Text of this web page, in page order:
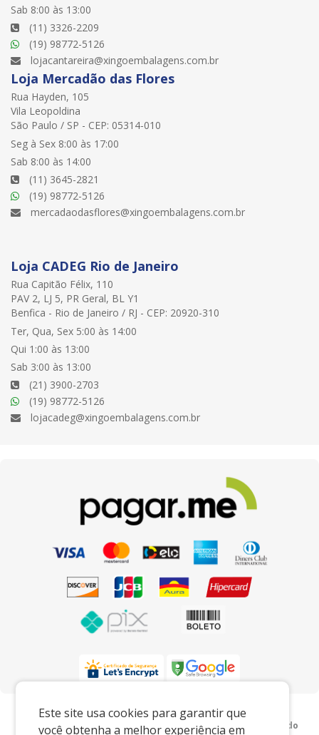
Este site usa cookies para garantir que
você obtenha a melhor experiência em
Sab 8:00 às 13:00
(11) 3326-2209
(19) 98772-5126
lojacantareira@xingoembalagens.com.br
Loja Mercadão das Flores
Rua Hayden, 105
Vila Leopoldina
São Paulo / SP - CEP: 05314-010
Seg à Sex 8:00 às 17:00
Sab 8:00 às 14:00
(11) 3645-2821
(19) 98772-5126
mercadaodasflores@xingoembalagens.com.br
Loja CADEG Rio de Janeiro
Rua Capitão Félix, 110
PAV 2, LJ 5, PR Geral, BL Y1
Benfica - Rio de Janeiro / RJ - CEP: 20920-310
Ter, Qua, Sex 5:00 às 14:00
Qui 1:00 às 13:00
Sab 3:00 às 13:00
(21) 3900-2703
(19) 98772-5126
lojacadeg@xingoembalagens.com.br
Preços e condições exclusivos para o
www.xingoembalagens.com.br e para o televendas, podendo